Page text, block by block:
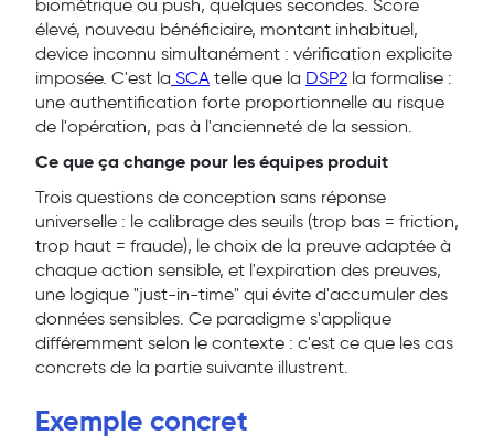
biométrique ou push, quelques secondes. Score
élevé, nouveau bénéficiaire, montant inhabituel,
device inconnu simultanément : vérification explicite
imposée. C'est la SCA telle que la DSP2 la formalise :
une authentification forte proportionnelle au risque
de l'opération, pas à l'ancienneté de la session.
Ce que ça change pour les équipes produit
Trois questions de conception sans réponse
universelle : le calibrage des seuils (trop bas = friction,
trop haut = fraude), le choix de la preuve adaptée à
chaque action sensible, et l'expiration des preuves,
une logique "just-in-time" qui évite d'accumuler des
données sensibles. Ce paradigme s'applique
différemment selon le contexte : c'est ce que les cas
concrets de la partie suivante illustrent.
Exemple concret